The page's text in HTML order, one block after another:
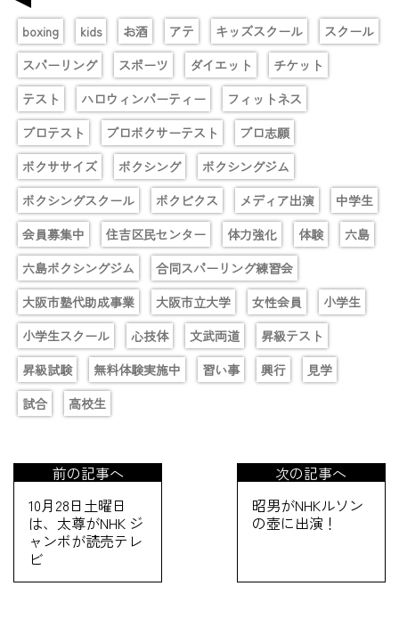
boxing kids お酒 アテ キッズスクール
スクール
スパーリング
スポーツ ダイエット
チケット
テスト
ハロウィンパーティー
フィットネス
プロテスト
プロボクサーテスト
プロ志願
ボクササイズ
ボクシング
ボクシングジム
ボクシングスクール
ボクビクス メディア出演
中学生
会員募集中
住吉区民センター 体力強化 体験
六島
六島ボクシングジム
合同スパーリング練習会
大阪市塾代助成事業
大阪市立大学 女性会員
小学生
小学生スクール
心技体 文武両道
昇級テスト
昇級試験
無料体験実施中 習い事 興行
見学
試合
高校生
前の記事へ
10月28日土曜日
は、太尊がNHK ジ
ャンボが読売テレ
ビ
次の記事へ
昭男がNHKルソン
の壺に出演！